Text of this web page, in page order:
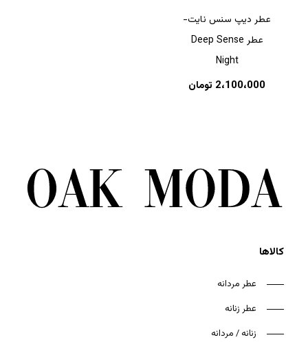
عطر دیپ سنس نایت-
عطر Deep Sense
Night
2،100،000 تومان
کالاها
عطر مردانه
عطر زنانه
زنانه / مردانه